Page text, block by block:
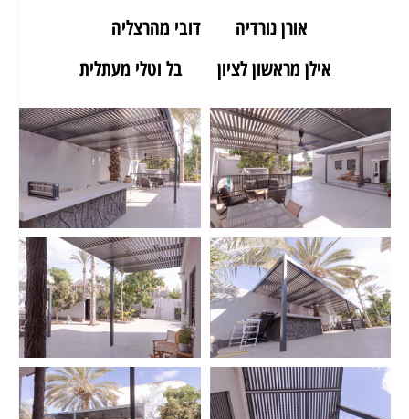
אורן נורדיה
דובי מהרצליה
אילן מראשון לציון
בל וטלי מעתלית